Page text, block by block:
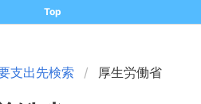
Top
支出先検索 厚生労働省